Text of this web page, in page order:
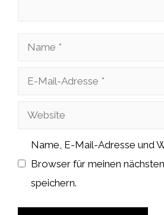
Name
Adresse
Website
Name, E-Mail-Adresse und
Browser für meinen
speichern.